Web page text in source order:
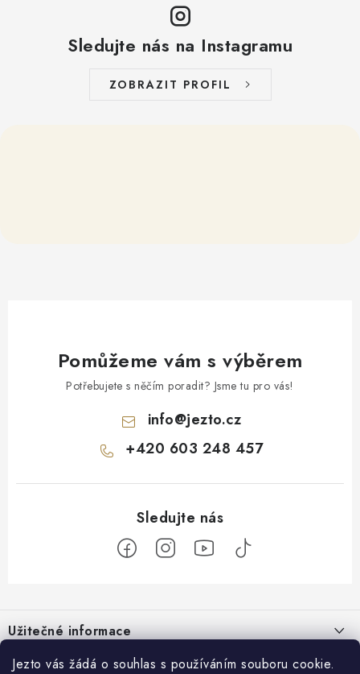
Jezto vás žádá o souhlas s používáním souboru cookie.
Sledujte nás na Instagramu
ZOBRAZIT PROFIL
Pomůžeme vám s výběrem
Potřebujete s něčím poradit? Jsme tu pro vás!
info@jezto.cz
+420 603 248 457
pUžitečné informace
O nás